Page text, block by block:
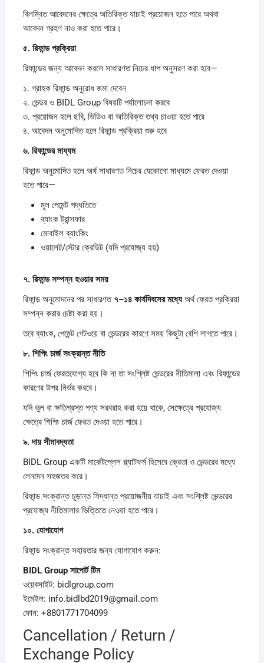
বিলম্বিত আবেদনের ক্ষেত্রে অতিরিক্ত যাচাই প্রয়োজন হতে পারে অথবা
আবেদন গ্রহণ নাও করা হতে পারে।
৫. রিফান্ডপ্রক্রিয়া
রিফান্ডের জন্য আবেদন করলে সাধারণত নিচের ধাপ অনুসরণ করা হবে—
১. গ্রাহক রিফান্ড অনুরোধ জমা দেবেন
২. ভেন্ডর ও BIDL Group বিষয়টি পর্যালোচনা করবে
৩. প্রয়োজন হলে ছবি, ভিডিও বা অতিরিক্ত তথ্য চাওয়া হতে পারে
৪. আবেদন অনুমোদিত হলে রিফান্ড প্রক্রিয়া শুরু হবে
৬. রিফান্ডেরমাধ্যম
রিফান্ড অনুমোদিত হলে অর্থ সাধারণত নিচের যেকোনো মাধ্যমে ফেরত দেওয়া
হতে পারে—
মূল পেমেন্ট পদ্ধতিতে
ব্যাংক ট্রান্সফার
মোবাইল ব্যাংকিং
ওয়ালেট/স্টোর ক্রেডিট (যদি প্রযোজ্য হয়)
৭. রিফান্ডসম্পন্নহওয়ারসময়
রিফান্ড অনুমোদনের পর সাধারণত ৭–১৪ কার্যদিবসেরমধ্যেঅর্থ ফেরত প্রক্রিয়া
সম্পন্ন করার চেষ্টা করা হয়।
তবে ব্যাংক, পেমেন্ট গেটওয়ে বা ভেন্ডরের কারণে সময় কিছুটা বেশি লাগতে পারে।
৮. শিপিং চার্জসংক্রান্তনীতি
শিপিং চার্জ ফেরতযোগ্য হবে কি না তা সংশ্লিষ্ট ভেন্ডরের নীতিমালা এবং রিফান্ডের
কারণের উপর নির্ভর করবে।
যদি ভুল বা ক্ষতিগ্রস্ত পণ্য সরবরাহ করা হয়ে থাকে, সেক্ষেত্রে প্রযোজ্য
ক্ষেত্রে শিপিং চার্জ ফেরত দেওয়া হতে পারে।
৯.দায়সীমাবদ্ধতা
BIDL Group একটি মার্কেটপ্লেস প্ল্যাটফর্ম হিসেবে ক্রেতা ও ভেন্ডরের মধ্যে
লেনদেন সহজতর করে।
রিফান্ড সংক্রান্ত চূড়ান্ত সিদ্ধান্ত প্রয়োজনীয় যাচাই এবং সংশ্লিষ্ট ভেন্ডরের
প্রযোজ্য নীতিমালার ভিত্তিতে নেওয়া হতে পারে।
১০. যোগাযোগ
রিফান্ড সংক্রান্ত সহায়তার জন্য যোগাযোগ করুন:
BIDL Group সাপোর্টটিম
ওয়েবসাইট: bidlgroup.com
ইমেইল: info.bidlbd2019@gmail.com
ফোন: +8801771704099
Cancellation / Return /
Exchange Policy